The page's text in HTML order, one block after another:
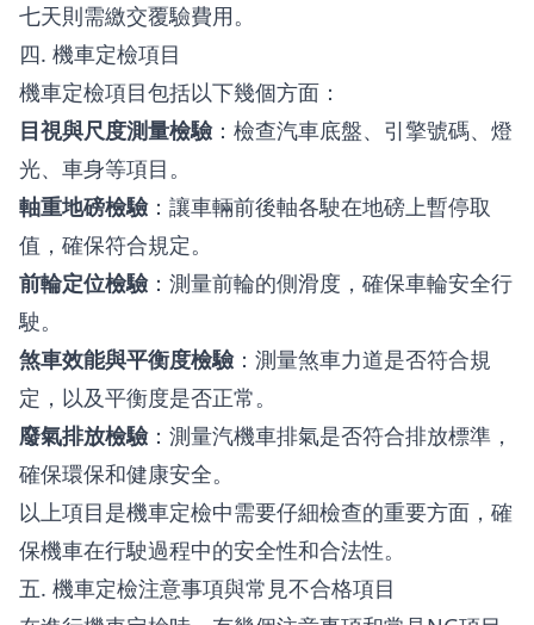
七天則需繳交覆驗費用。
四. 機車定檢項目
機車定檢項目包括以下幾個方面：
目視與尺度測量檢驗：檢查汽車底盤、引擎號碼、燈
光、車身等項目。
軸重地磅檢驗：讓車輛前後軸各駛在地磅上暫停取
值，確保符合規定。
前輪定位檢驗：測量前輪的側滑度，確保車輪安全行
駛。
煞車效能與平衡度檢驗：測量煞車力道是否符合規
定，以及平衡度是否正常。
廢氣排放檢驗：測量汽機車排氣是否符合排放標準，
確保環保和健康安全。
以上項目是機車定檢中需要仔細檢查的重要方面，確
保機車在行駛過程中的安全性和合法性。
五. 機車定檢注意事項與常見不合格項目